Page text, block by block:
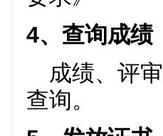
4、 查询成绩
成绩、评
查询。